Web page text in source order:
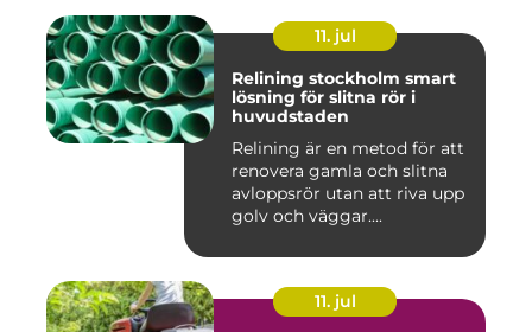
11. jul
Relining stockholm smart
lösning för slitna rör i
huvudstaden
Relining är en metod för att
renovera gamla och slitna
avloppsrör utan att riva upp
golv och väggar....
11. jul